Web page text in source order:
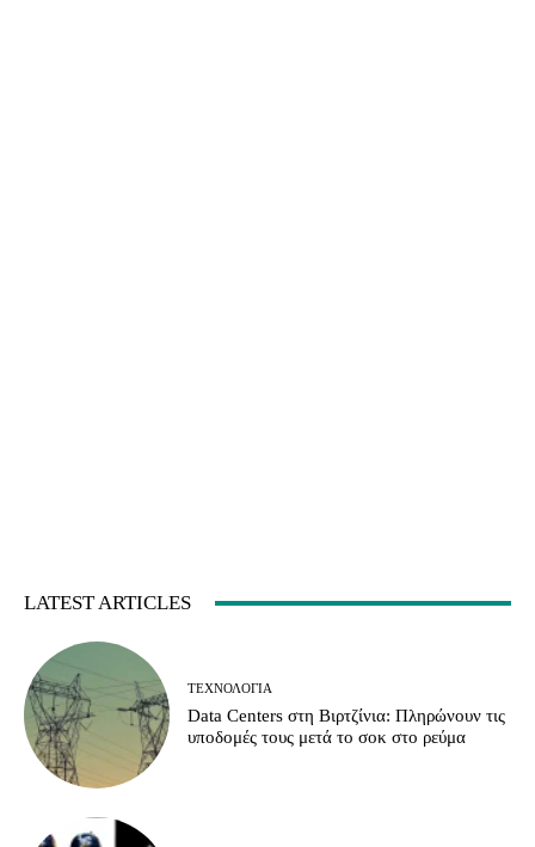
LATEST ARTICLES
ΤΕΧΝΟΛΟΓΊΑ
Data Centers στη Βιρτζίνια: Πληρώνουν τις
υποδομές τους μετά το σοκ στο ρεύμα